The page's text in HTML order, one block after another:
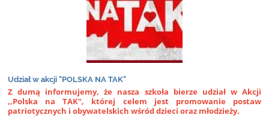
Udział w akcji "POLSKA NA TAK"
Z dumą informujemy, że nasza szkoła bierze udział w Akcji
,,Polska na TAK’’, której celem jest promowanie postaw
patriotycznych i obywatelskich wśród dzieci oraz młodzieży.